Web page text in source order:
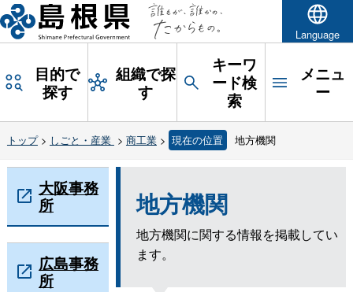
Language
目的で
探す
組織で探
す
キーワ
ード検
索
メニュ
ー
トップ> しごと・産業 > 商工業> 現在の位置 地方機関
地方機関
地方機関に関する情報を掲載してい
ます。
大阪事務
所
広島事務
所